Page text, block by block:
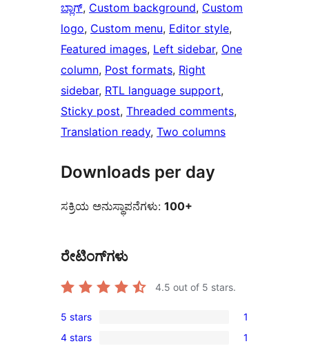
ಬ್ಲಾಗ್, Custom background, Custom
logo, Custom menu, Editor style
Featured images, Left sidebar, One
column, Post formats, Right
sidebar, RTL language support
Sticky post, Threaded comments
Translation ready, Two columns
Downloads per day
ಸಕ್ರಿಯ ಅನುಸ್ಥಾಪನೆಗಳು: 100+
ರೇಟಿಂಗ್‌ಗಳು
4.5 out of 5 stars.
1
5-
5 stars 1
4 stars 1